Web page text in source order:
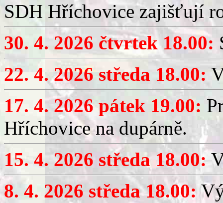
SDH Hříchovice zajišťují
30. 4. 2026 čtvrtek 18.00:
22. 4. 2026 středa 18.00:
17. 4. 2026 pátek 19.00:
Hříchovice na dupárně.
15. 4. 2026 středa 18.00:
8. 4. 2026 středa 18.00: